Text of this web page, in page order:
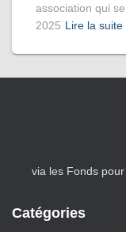
association qui
2025 Lire la suite
via les Fonds
Catégories